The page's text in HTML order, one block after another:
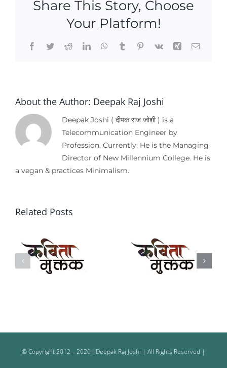
Share This Story, Choose
Your Platform!
Facebook
TwitterRedditLinkedInWhatsApp
TumblrPinterest
Vk Xing Email
About the Author: Deepak Raj Joshi
Deepak Joshi ( दीपक राज जोशी ) is a
Telecommunication Engineer by
Profession. Currently, He is the Managing
Director of New Millennium College. He is
a vegan & practices Minimalism.
Related Posts
मुक्तक मुक्तक
© Copyright 2012 – 2020 |Deepak Raj Joshi | All Rights Reserved |